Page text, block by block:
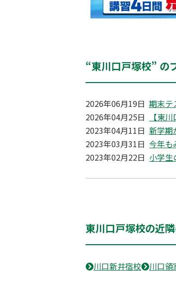
“東川口戸塚校” の
2026年06月19日 期末テ
2026年04月25日
【東
2023年04月11日 新学期
2023年03月31日 今年も
2023年02月22日 小学生
東川口戸塚校の近
川口新井宿校 川口領